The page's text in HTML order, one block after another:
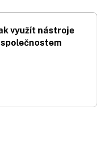
využít nástroje